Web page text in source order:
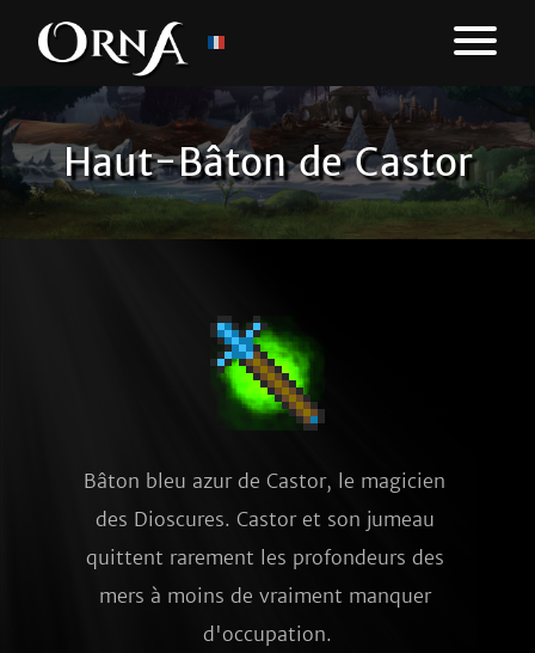
Haut-Bâton de Castor
Bâton bleu azur de Castor, le magicien
des Dioscures. Castor et son jumeau
quittent rarement les profondeurs des
mers à moins de vraiment manquer
d'occupation.